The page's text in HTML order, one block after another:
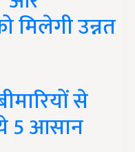
मिलेगी उन्नत
से
5 आसान